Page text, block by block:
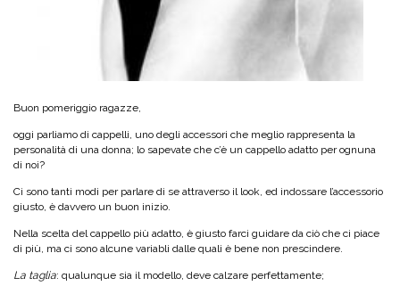
Buon pomeriggio ragazze,
oggi parliamo di cappelli, uno degli accessori che meglio rappresenta la
personalità di una donna; lo sapevate che c’è un cappello adatto per ognuna
di noi?
Ci sono tanti modi per parlare di se attraverso il look, ed indossare l’accessorio
giusto, è davvero un buon inizio.
Nella scelta del cappello più adatto, è giusto farci guidare da ciò che ci piace
di più, ma ci sono alcune variabli dalle quali è bene non prescindere.
La taglia: qualunque sia il modello, deve calzare perfettamente;